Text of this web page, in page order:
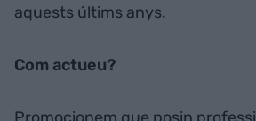
aquests últims anys.
Com actueu?